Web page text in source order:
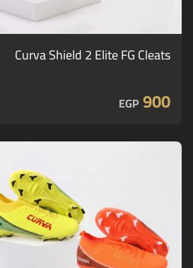
Curva Shield 2 Elite FG Cleats
900
EGP